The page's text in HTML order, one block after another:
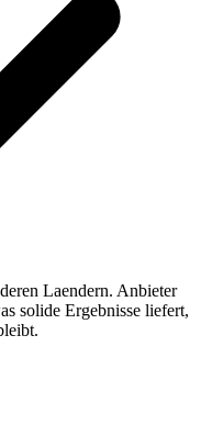
Laendern. Anbieter
solide Ergebnisse liefert,